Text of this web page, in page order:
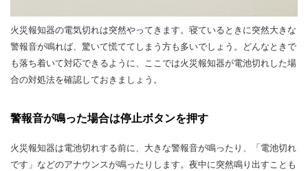
火災報知器の電気切れは突然やってきます。寝ているときに突然大きな
警報音が鳴れば、驚いて慌ててしまう方も多いでしょう。どんなときで
も落ち着いて対応できるように、ここでは火災報知器が電池切れした場
合の対処法を確認しておきましょう。
警報音が鳴った場合は停止ボタンを押す
火災報知器は電池切れする前に、大きな警報音が鳴ったり、「電池切れ
です」などのアナウンスが鳴ったりします。夜中に突然鳴り出すことも